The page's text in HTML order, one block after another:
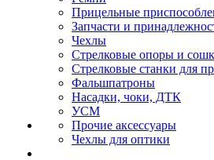
Прицельные
Запчасти и
Чехлы
Стрелковые опоры и
Стрелковые станки для
Фальшпатроны
Насадки, чоки, ДТК
УСМ
Прочие аксессуары
Чехлы для оптики